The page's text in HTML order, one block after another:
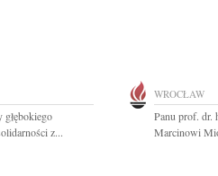
z...
WROCŁAW
Panu prof. dr.
Marcinowi